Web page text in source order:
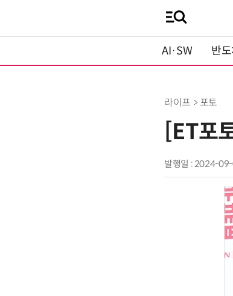
AI·SW 반도
라이프 > 포토
[ET포
발행일 : 2024-